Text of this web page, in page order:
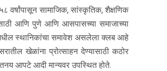
वर्षांपासून सामाजिक, सांस्कृतिक, शैक्षणिक
आणि पुणे आणि आसपासच्या समाजाच्या
स्थानिकांचा समावेश असलेला क्लब आहे
खेळांना प्रोत्साहन देण्यासाठी कठोर
तनय आपटे आदी मान्यवर उपस्थित होते.